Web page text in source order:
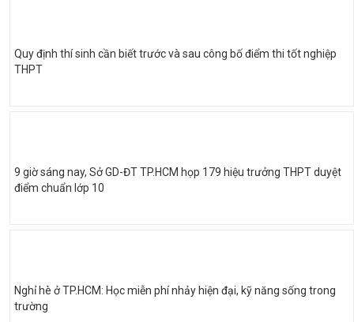
Quy định thí sinh cần biết trước và sau công bố điểm thi tốt nghiệp
THPT
9 giờ sáng nay, Sở GD-ĐT TP.HCM họp 179 hiệu trưởng THPT duyệt
điểm chuẩn lớp 10
Nghỉ hè ở TP.HCM: Học miễn phí nhảy hiện đại, kỹ năng sống trong
trường